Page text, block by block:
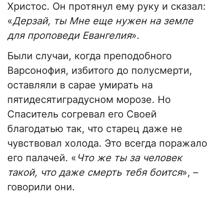
Христос. Он протянул ему руку и сказал:
«Дерзай, ты Мне еще нужен на земле
для проповеди Евангелия».
Были случаи, когда преподобного
Варсонофия, избитого до полусмерти,
оставляли в сарае умирать на
пятидесятиградусном морозе. Но
Спаситель согревал его Своей
благодатью так, что старец даже не
чувствовал холода. Это всегда поражало
его палачей. « Что же ты за человек
такой, что даже смерть тебя боится», –
говорили они.